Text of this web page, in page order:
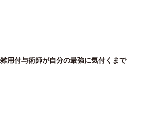
雑用付与術師が自分の最強に気付くまで